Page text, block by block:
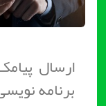
ارسال
برنامه